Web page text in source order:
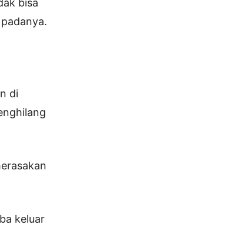
bisa
di
keluar